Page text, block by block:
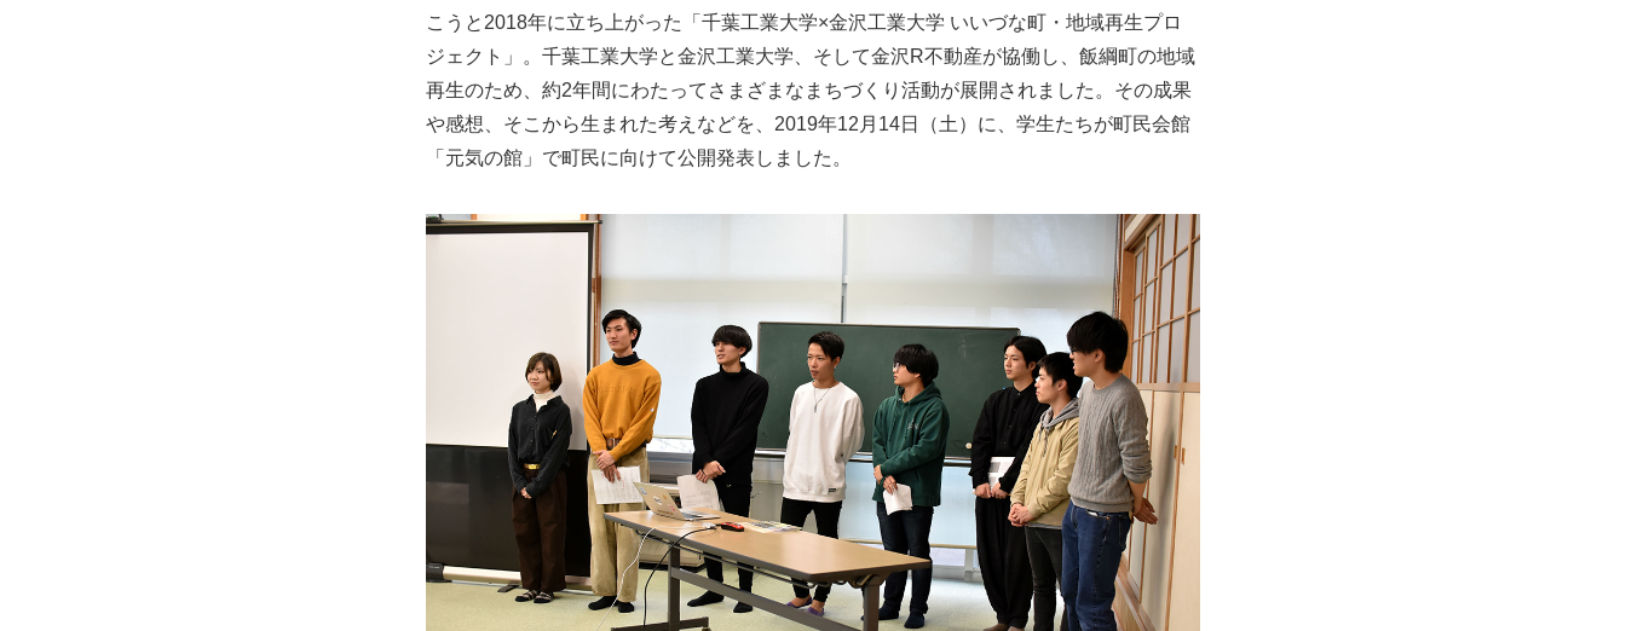
こうと2018年に立ち上がった「千葉工業大学×金沢工業大学 いいづな町・地域再生プロ
ジェクト」。千葉工業大学と金沢工業大学、そして金沢R不動産が協働し、飯綱町の地域
再生のため、約2年間にわたってさまざまなまちづくり活動が展開されました。その成果
や感想、そこから生まれた考えなどを、2019年12月14日（土）に、学生たちが町民会館
「元気の館」で町民に向けて公開発表しました。